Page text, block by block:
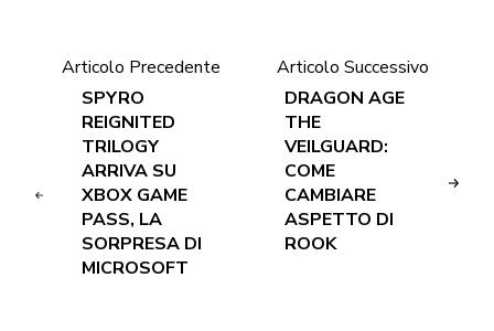
Articolo Precedente
SPYRO
REIGNITED
TRILOGY
ARRIVA SU
XBOX GAME
PASS, LA
SORPRESA DI
MICROSOFT
Articolo Successivo
DRAGON AGE
THE
VEILGUARD:
COME
CAMBIARE
ASPETTO DI
ROOK